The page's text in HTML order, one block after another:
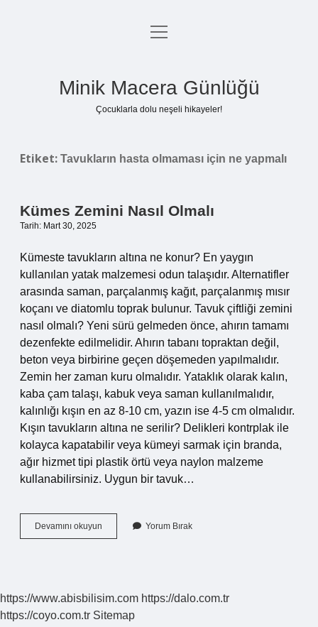
Anasayfa
menüyü
Minik Macera Günlüğü
Çocuklarla dolu neşeli hikayeler!
Etiket: Tavukların hasta olmaması için ne yapmalı
Kümes Zemini Nasıl Olmalı
Tarih: Mart 30, 2025
Kümeste tavukların altına ne konur? En yaygın
kullanılan yatak malzemesi odun talaşıdır. Alternatifler
arasında saman, parçalanmış kağıt, parçalanmış mısır
koçanı ve diatomlu toprak bulunur. Tavuk çiftliği zemini
nasıl olmalı? Yeni sürü gelmeden önce, ahırın tamamı
dezenfekte edilmelidir. Ahırın tabanı topraktan değil,
beton veya birbirine geçen döşemeden yapılmalıdır.
Zemin her zaman kuru olmalıdır. Yataklık olarak kalın,
kaba çam talaşı, kabuk veya saman kullanılmalıdır,
kalınlığı kışın en az 8-10 cm, yazın ise 4-5 cm olmalıdır.
Kışın tavukların altına ne serilir? Delikleri kontrplak ile
kolayca kapatabilir veya kümeyi sarmak için branda,
ağır hizmet tipi plastik örtü veya naylon malzeme
kullanabilirsiniz. Uygun bir tavuk…
Devamını okuyun
Zemini
Yorum Bırak
https://www.abisbilisim.com https://dalo.com.tr
https://coyo.com.tr Sitemap